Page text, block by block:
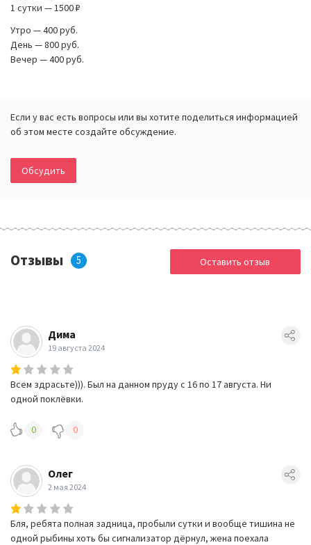
1 сутки — 1500 ₽
Утро — 400 руб.
День — 800 руб.
Вечер — 400 руб.
Если у вас есть вопросы или вы хотите поделиться информацией
об этом месте создайте обсуждение.
Обсудить
Отзывы 5 Оставить отзыв
Дима
19 августа 2024
Всем здрасьте))). Был на данном пруду с 16 по 17 августа. Ни
одной поклёвки.
0 0
Олег
2 мая 2024
Бля, ребята полная задница, пробыли сутки и вообще тишина не
одной рыбины хоть бы сигнализатор дёрнул, жена поехала